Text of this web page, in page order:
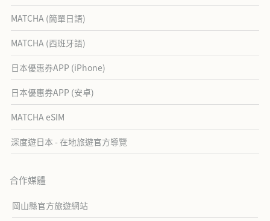
MATCHA (簡單日語)
MATCHA (西班牙語)
日本優惠券APP (iPhone)
日本優惠券APP (安卓)
MATCHA eSIM
深度遊日本 - 在地旅遊官方導覽
合作媒體
岡山縣官方旅遊網站